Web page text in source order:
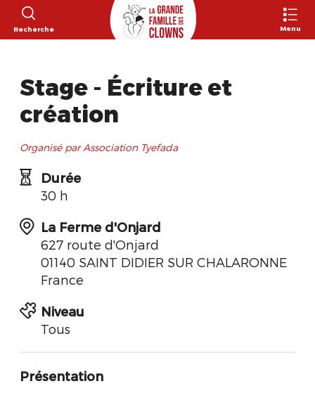
Recherche Menu
Stage - Écriture et
création
Organisé par Association Tyefada
Durée
30 h
La Ferme d'Onjard
627 route d'Onjard
01140 SAINT DIDIER SUR CHALARONNE
France
Niveau
Tous
Présentation